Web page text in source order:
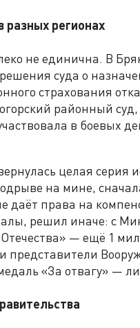
регионах
не единична. В
суда о
страхования
районный суд,
в боевых
целая
на мине,
даёт права на
решил иначе: с
— ещё 1
представители
«За отвагу» —